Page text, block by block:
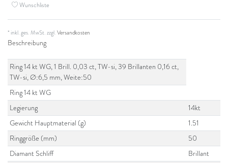
Wunschliste
* inkl. ges. MwSt. zzgl.Versandkosten
Beschreibung
Ring 14 kt WG, 1 Brill. 0,03 ct, TW-si, 39 Brillanten 0,16 ct,
TW-si, Ø:6,5 mm, Weite:50
Ring 14 kt WG
Legierung
14kt
Gewicht Hauptmaterial (g)
1.51
Ringgröße (mm)
50
Diamant Schliff
Brillant